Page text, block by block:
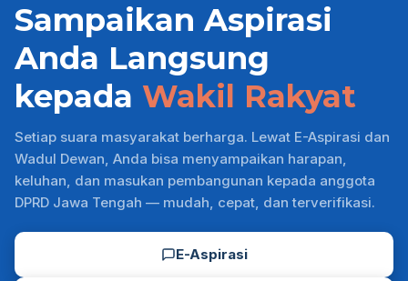
Sampaikan Aspirasi
Anda Langsung
kepada Wakil Rakyat
Setiap suara masyarakat berharga. Lewat E-Aspirasi dan
Wadul Dewan, Anda bisa menyampaikan harapan,
keluhan, dan masukan pembangunan kepada anggota
DPRD Jawa Tengah — mudah, cepat, dan terverifikasi.
E-Aspirasi